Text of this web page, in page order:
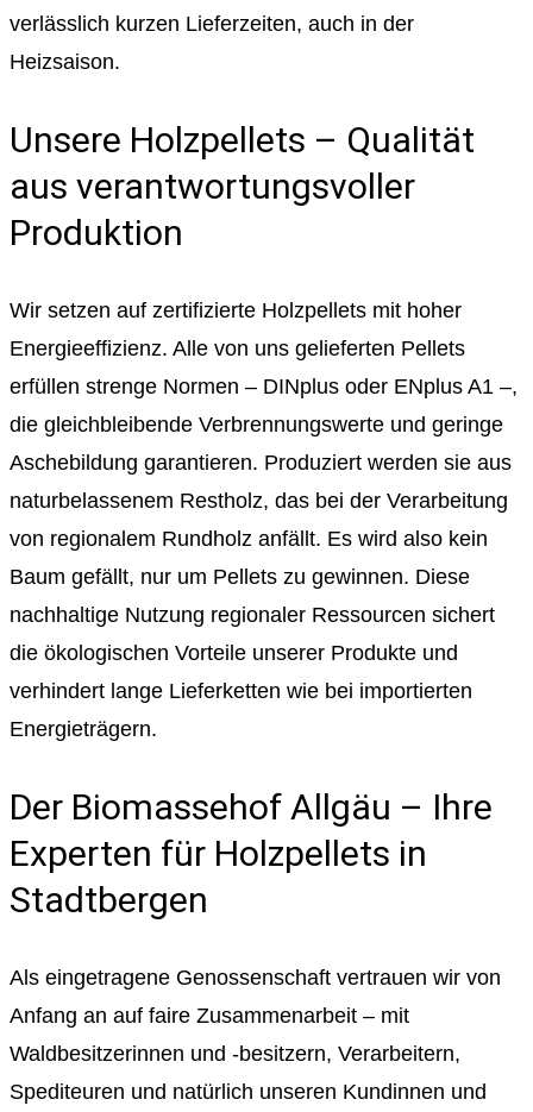
verlässlich kurzen Lieferzeiten, auch in der
Heizsaison.
Unsere Holzpellets – Qualität
aus verantwortungsvoller
Produktion
Wir setzen auf zertifizierte Holzpellets mit hoher
Energieeffizienz. Alle von uns gelieferten Pellets
erfüllen strenge Normen – DINplus oder ENplus A1 –,
die gleichbleibende Verbrennungswerte und geringe
Aschebildung garantieren. Produziert werden sie aus
naturbelassenem Restholz, das bei der Verarbeitung
von regionalem Rundholz anfällt. Es wird also kein
Baum gefällt, nur um Pellets zu gewinnen. Diese
nachhaltige Nutzung regionaler Ressourcen sichert
die ökologischen Vorteile unserer Produkte und
verhindert lange Lieferketten wie bei importierten
Energieträgern.
Der Biomassehof Allgäu – Ihre
Experten für Holzpellets in
Stadtbergen
Als eingetragene Genossenschaft vertrauen wir von
Anfang an auf faire Zusammenarbeit – mit
Waldbesitzerinnen und -besitzern, Verarbeitern,
Spediteuren und natürlich unseren Kundinnen und